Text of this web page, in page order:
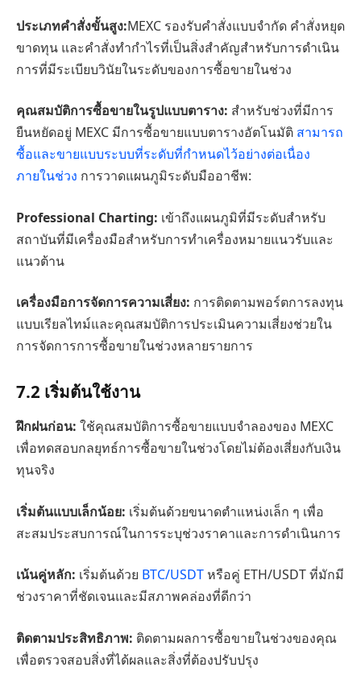
ประเภทคำสั่งขั้นสูง:MEXC รองรับคำสั่งแบบจำกัด คำสั่งหยุด
ขาดทุน และคำสั่งทำกำไรที่เป็นสิ่งสำคัญสำหรับการดำเนิน
การที่มีระเบียบวินัยในระดับของการซื้อขายในช่วง
คุณสมบัติการซื้อขายในรูปแบบตาราง: สำหรับช่วงที่มีการ
ยืนหยัดอยู่ MEXC มีการซื้อขายแบบตารางอัตโนมัติ สามารถ
ซื้อและขายแบบระบบที่ระดับที่กำหนดไว้อย่างต่อเนื่อง
ภายในช่วง การวาดแผนภูมิระดับมืออาชีพ:
Professional Charting: เข้าถึงแผนภูมิที่มีระดับสำหรับ
สถาบันที่มีเครื่องมือสำหรับการทำเครื่องหมายแนวรับและ
แนวต้าน
เครื่องมือการจัดการความเสี่ยง: การติดตามพอร์ตการลงทุน
แบบเรียลไทม์และคุณสมบัติการประเมินความเสี่ยงช่วยใน
การจัดการการซื้อขายในช่วงหลายรายการ
7.2 เริ่มต้นใช้งาน
ฝึกฝนก่อน: ใช้คุณสมบัติการซื้อขายแบบจำลองของ MEXC
เพื่อทดสอบกลยุทธ์การซื้อขายในช่วงโดยไม่ต้องเสี่ยงกับเงิน
ทุนจริง
เริ่มต้นแบบเล็กน้อย: เริ่มต้นด้วยขนาดตำแหน่งเล็ก ๆ เพื่อ
สะสมประสบการณ์ในการระบุช่วงราคาและการดำเนินการ
เน้นคู่หลัก: เริ่มต้นด้วย BTC/USDTหรือคู่ ETH/USDT ที่มักมี
ช่วงราคาที่ชัดเจนและมีสภาพคล่องที่ดีกว่า
ติดตามประสิทธิภาพ: ติดตามผลการซื้อขายในช่วงของคุณ
เพื่อตรวจสอบสิ่งที่ได้ผลและสิ่งที่ต้องปรับปรุง